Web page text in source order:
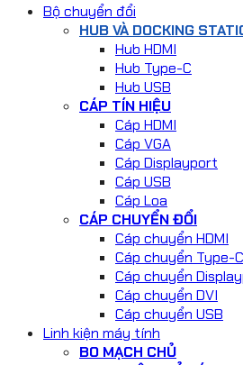
Bộ chuyển đổi
HUB VÀ DOCKING
Hub HDMI
Hub Type-C
Hub USB
CÁP TÍN HIỆU
Cáp HDMI
Cáp VGA
Cáp Displayport
Cáp USB
Cáp Loa
CÁP CHUYỂN ĐỔI
Cáp chuyển HDMI
Cáp chuyển Type-C
Cáp chuyển
Cáp chuyển DVI
Cáp chuyển USB
Linh kiện máy tính
BO MẠCH CHỦ